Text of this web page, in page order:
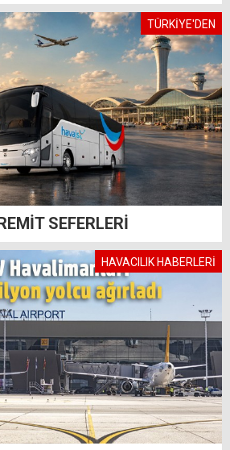
TÜRKİYE'DEN
SEFERLERİ
HAVACILIK HABERLERİ